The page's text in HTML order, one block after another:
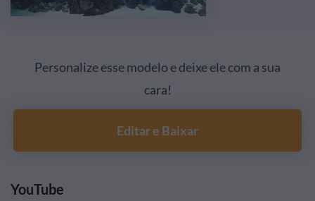
Personalize esse modelo e deixe ele com a sua
cara!
Editar e Baixar
YouTube